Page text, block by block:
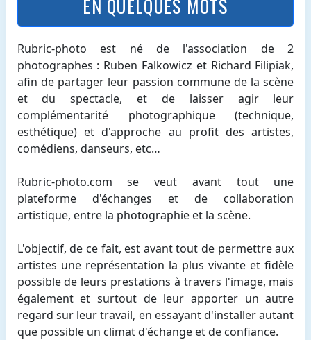
EN QUELQUES MOTS
Rubric-photo est né de l'association de 2
photographes : Ruben Falkowicz et Richard Filipiak,
afin de partager leur passion commune de la scène
et du spectacle, et de laisser agir leur
complémentarité photographique (technique,
esthétique) et d'approche au profit des artistes,
comédiens, danseurs, etc…
Rubric-photo.com se veut avant tout une
plateforme d'échanges et de collaboration
artistique, entre la photographie et la scène.
L'objectif, de ce fait, est avant tout de permettre aux
artistes une représentation la plus vivante et fidèle
possible de leurs prestations à travers l'image, mais
également et surtout de leur apporter un autre
regard sur leur travail, en essayant d'installer autant
que possible un climat d'échange et de confiance.